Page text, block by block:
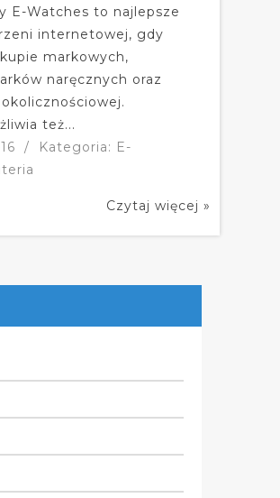
E-Watches to najlepsze
internetowej, gdy
markowych,
naręcznych oraz
też...
/
Kategoria: E-
Czytaj więcej »